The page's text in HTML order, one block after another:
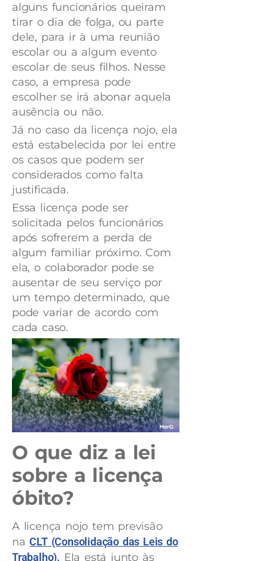
alguns funcionários queiram
tirar o dia de folga, ou parte
dele, para ir à uma reunião
escolar ou a algum evento
escolar de seus filhos. Nesse
caso, a empresa pode
escolher se irá abonar aquela
ausência ou não.
Já no caso da licença nojo, ela
está estabelecida por lei entre
os casos que podem ser
considerados como falta
justificada.
Essa licença pode ser
solicitada pelos funcionários
após sofrerem a perda de
algum familiar próximo. Com
ela, o colaborador pode se
ausentar de seu serviço por
um tempo determinado, que
pode variar de acordo com
cada caso.
O que diz a lei
sobre a licença
óbito?
A licença nojo tem previsão
naCLT (Consolidação das Leis do
Trabalho). Ela está junto às